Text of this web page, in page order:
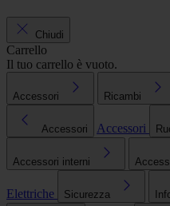
Chiudi
Carrello
Il tuo carrello è vuoto.
Accessori Ricambi
Accessori Accessori
Accessori interni
Elettriche Sicurezza